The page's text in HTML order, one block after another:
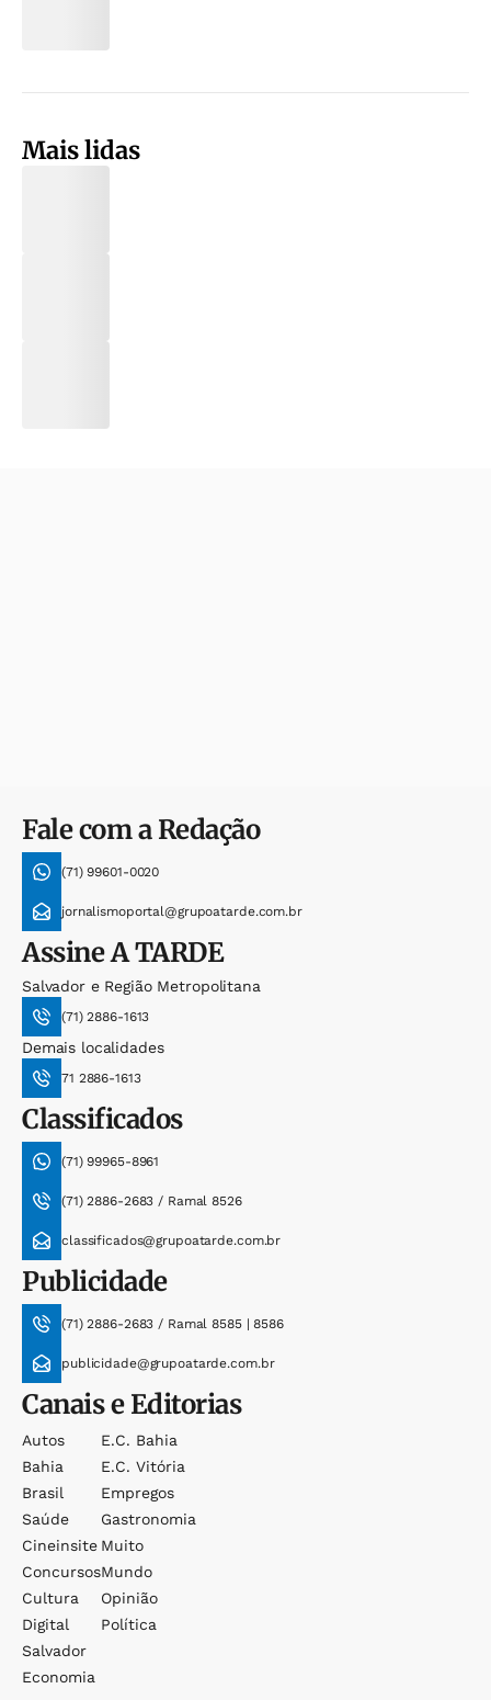
Mais lidas
Fale com a Redação
(71) 99601-0020
jornalismoportal@grupoatarde.com.br
AssineA TARDE
Salvador e Região Metropolitana
(71) 2886-1613
Demais localidades
71 2886-1613
Classificados
(71) 99965-8961
(71) 2886-2683 / Ramal 8526
classificados@grupoatarde.com.br
Publicidade
(71) 2886-2683 / Ramal 8585 | 8586
publicidade@grupoatarde.com.br
Canais e Editorias
Autos
Bahia
Brasil
Saúde
Cineinsite
Concursos
Cultura
Digital
Salvador
Economia
E.c. Bahia
E.c. Vitória
Empregos
Gastronomia
Muito
Mundo
Opinião
Política